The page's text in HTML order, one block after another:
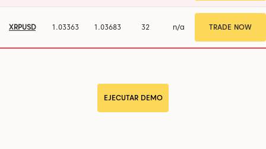
XRPUSD 1.03363 1.03683 32 n/a TRADE NOW
EJECUTAR DEMO